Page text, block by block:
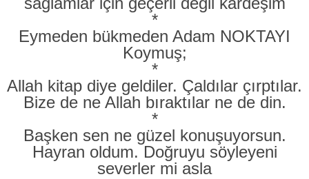
*
Eymeden bükmeden Adam NOKTAYI
Koymuş;
*
Allah kitap diye geldiler. Çaldılar çırptılar.
Bize de ne Allah bıraktılar ne de din.
*
Başken sen ne güzel konuşuyorsun.
Hayran oldum. Doğruyu söyleyeni
severler mi asla